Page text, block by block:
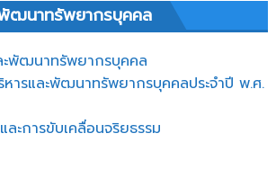
พัฒนาทรัพยากรบุคคล
ะพัฒนาทรัพยากรบุคคล
ารและพัฒนาทรัพยากรบุคคลประจำปี พ.ศ.
ละการขับเคลื่อนจริยธรรม